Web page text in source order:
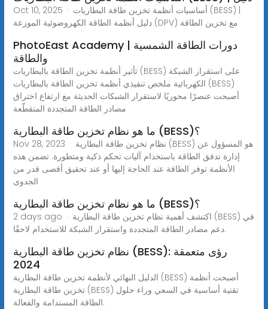
Oct 10, 2025 · أساسيات أنظمة تخزين طاقة البطاريات (BESS) |
دليل أنظمة الطاقة الكهروضوئية الموزعة (DPV) مع تخزين الطاقة
PhotoEast Academy | دورات الطاقة الشمسية
والطاقة
تأثير أنظمة تخزين الطاقة بالبطاريات (BESS) على استقرار الشبكة
الكهربائية ملخص تنفيذي أنظمة تخزين الطاقة بالبطاريات (BESS)
أصبحت عنصرًا محوريًا لاستقرار الشبكات الحديثة مع ارتفاع اختراق
مصادر الطاقة المتجددة المتقطّعة
ما هو نظام تخزين طاقة البطارية (BESS)؟
Nov 28, 2023 · نظام تخزين طاقة البطارية (BESS) هو المسؤول عن
إدارة تدفق الطاقة باستخدام آليات تحكم ذكية ومتطورة. تضمن هذه
الأنظمة توفر الطاقة عند الحاجة إليها أو عند تحقيق أقصى قدر من
الجدوى
ما هو نظام تخزين طاقة البطارية (BESS)؟
2 days ago · اكتشف أهمية نظام تخزين طاقة البطارية (BESS) في
دعم مصادر الطاقة المتجددة واستقرار الشبكة للاستخدام لاحقًا.
نظام تخزين طاقة البطارية (BESS): رؤى متعمقة
2024
الدليل النهائي لأنظمة تخزين طاقة البطارية (BESS) أصبحت أنظمة
تخزين طاقة البطارية (BESS) تقنية أساسية في السعي وراء حلول
الطاقة المستدامة والفعالة.